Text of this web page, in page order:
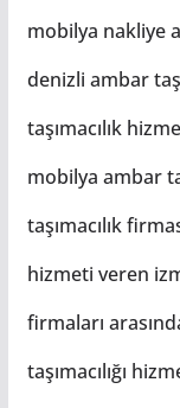
mobilya nakliye
denizli ambar
taşımacılık
mobilya ambar
taşımacılık
hizmeti veren
firmaları
taşımacılığı